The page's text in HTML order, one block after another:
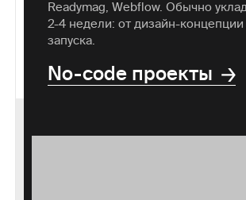
Readymag, Webflow. Обычно
2-4 недели: от дизайн-концепции
запуска.
No-code проекты